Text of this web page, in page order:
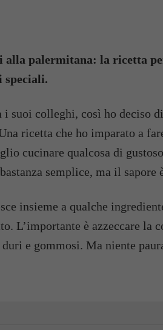
alla palermitana: la ricetta
speciali.
suoi colleghi, così ho deciso
ricetta che ho imparato a
cucinare qualcosa di
semplice, ma il sapore
insieme a qualche
L’importante è azzeccare la
e gommosi. Ma niente